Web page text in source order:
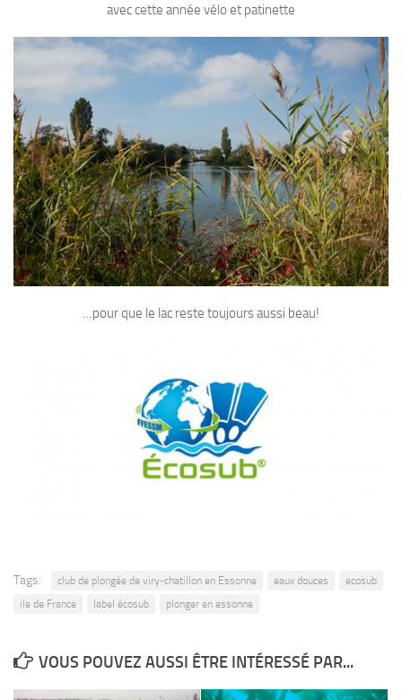
avec cette année vélo et patinette
…pour que le lac reste toujours aussi beau!
Tags: club de plongée de viry-chatillon en Essonne eaux douces
ecosub
ile de France
label écosub plonger en essonne
VOUS POUVEZ AUSSI ÊTRE INTÉRESSÉ PAR...